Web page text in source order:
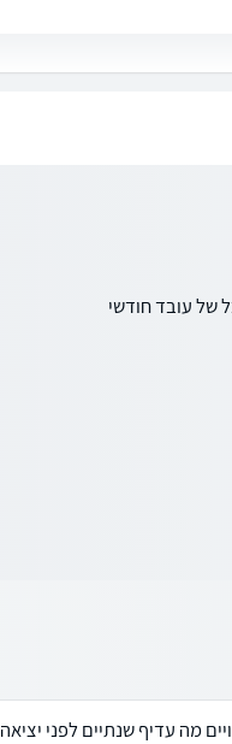
של עובד חודשי
מה עדיף שנתיים לפני יציאה